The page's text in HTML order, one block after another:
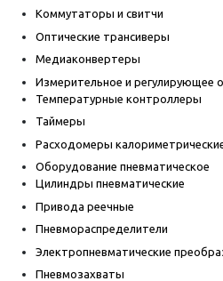
Коммутаторы и свитчи
Оптические трансиверы
Медиаконвертеры
Измерительное и регулирующее
Температурные контроллеры
Таймеры
Расходомеры
Оборудование пневматическое
Цилиндры пневматические
Привода реечные
Пневмораспределители
Электропневматические
Пневмозахваты